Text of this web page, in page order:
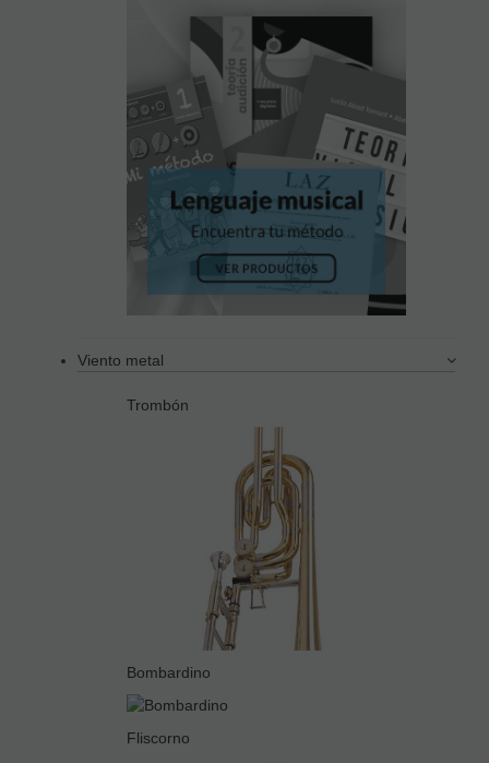
Viento metal
Trombón
Bombardino
Fliscorno